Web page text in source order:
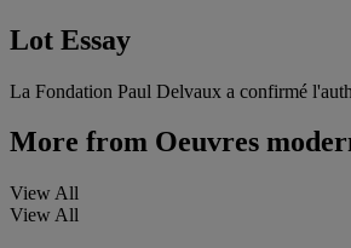
Lot Essay
La Fondation Paul Delvaux a confirmé
More from Oeuvres
View All
View All